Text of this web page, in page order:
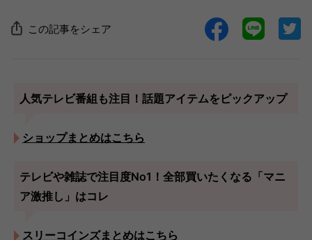
この記事をシェア
人気テレビ番組も注目！話題アイテムをピックアップ
ショップまとめはこちら
テレビや雑誌で注目度No1！全部買いたくなる「マニ
ア激推し」はコレ
スリーコインズまとめはこちら